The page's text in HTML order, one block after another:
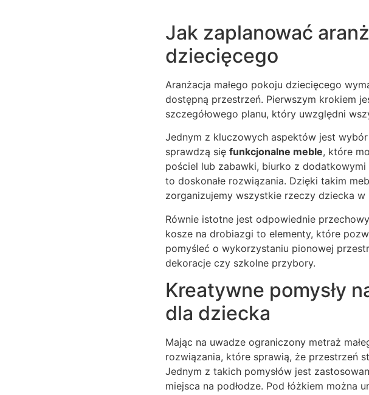
Jak zaplanować
dziecięcego
Aranżacja małego pokoju dziecięcego
dostępną przestrzeń. Pierwszym krokiem
szczegółowego planu, który uwzględni
Jednym z kluczowych aspektów jest
sprawdzą się funkcjonalne meble, które
pościel lub zabawki, biurko z
to doskonałe rozwiązania. Dzięki takim
zorganizujemy wszystkie rzeczy dziecka w
Równie istotne jest odpowiednie
kosze na drobiazgi to elementy, które
pomyśleć o wykorzystaniu pionowej
dekoracje czy szkolne przybory.
Kreatywne pomysły
dla dziecka
Mając na uwadze ograniczony metraż
rozwiązania, które sprawią, że przestrzeń
Jednym z takich pomysłów jest
miejsca na podłodze. Pod łóżkiem można